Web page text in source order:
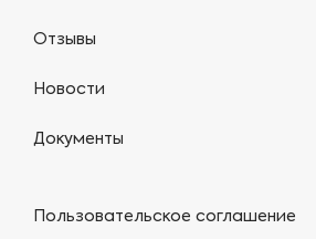
Отзывы
Новости
Документы
Пользовательское соглашение